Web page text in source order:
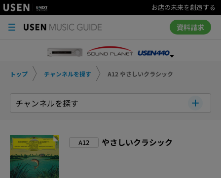
お店の未来を創造する
資料請求
トップ チャンネルを探す A12 やさしいクラシック
チャンネルを探す
A12 やさしいクラシック